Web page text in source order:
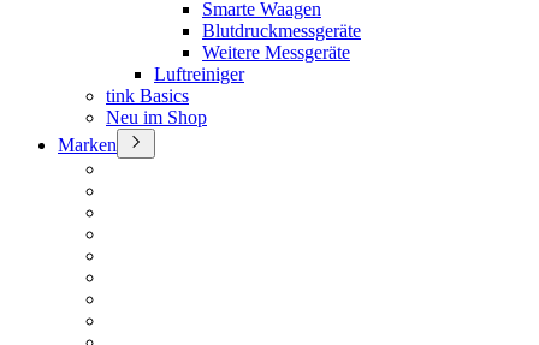
Smarte Waagen
Blutdruckmessgeräte
Weitere Messgeräte
Luftreiniger
tink Basics
Neu im Shop
Marken